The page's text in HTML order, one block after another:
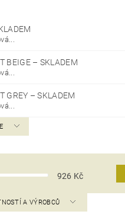
BEIGE – SKLADEM
GREY –SKLADEM
926 Kč
A VÝROBCŮ